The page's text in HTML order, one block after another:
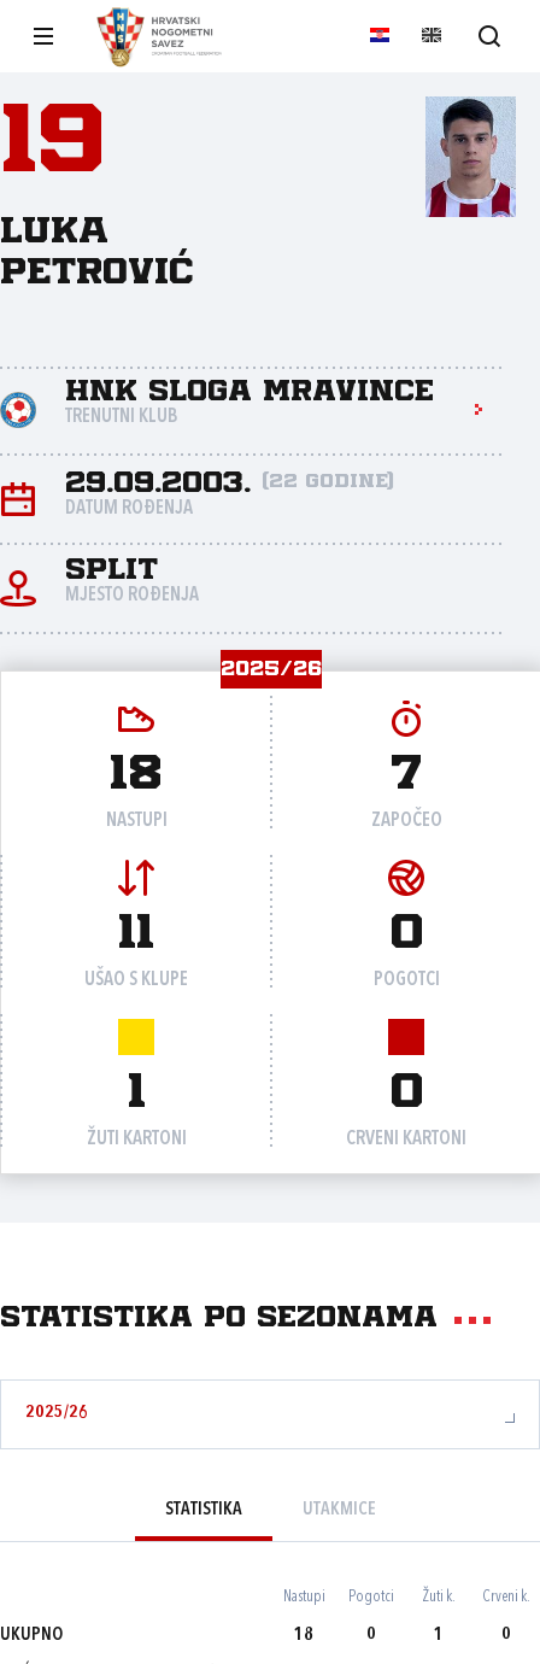
19
Luka
Petrović
HNK Sloga Mravince
TRENUTNI KLUB
29.09.2003. (22 godine)
DATUM ROĐENJA
Split
MJESTO ROĐENJA
2025/26
18
NASTUPI
7
ZAPOČEO
11
UŠAO S KLUPE
0
POGOTCI
1
ŽUTI KARTONI
0
CRVENI KARTONI
Statistika po sezonama
2025/26
STATISTIKA UTAKMICE
Nastupi Pogotci Žuti k. Crveni k.
UKUPNO 18 0 1 0